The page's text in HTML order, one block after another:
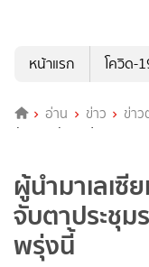
หน้าแรก
โควิด-
อ่าน ข่าว ข่าว
กัมพูชา จับตาประชุมรมต.
ผู้นำมาเลเ
จับตาประชุม
พรุ่งนี้